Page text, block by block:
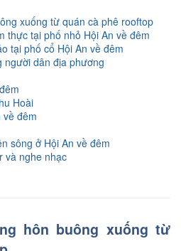
xuống từ quán cà phê rooftop
thực tại phố nhỏ Hội An về đêm
tại phố cổ Hội An về đêm
dân địa phương
Hoài
về đêm
sông ở Hội An về đêm
và nghe nhạc
hôn buông xuống từ